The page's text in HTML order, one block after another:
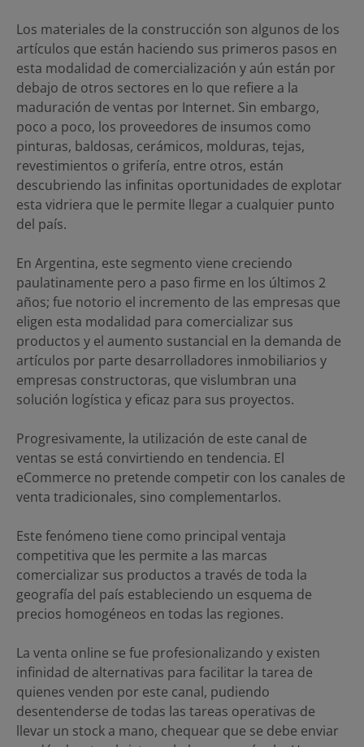
Los materiales de la construcción son algunos de los
artículos que están haciendo sus primeros pasos en
esta modalidad de comercialización y aún están por
debajo de otros sectores en lo que refiere a la
maduración de ventas por Internet. Sin embargo,
poco a poco, los proveedores de insumos como
pinturas, baldosas, cerámicos, molduras, tejas,
revestimientos o grifería, entre otros, están
descubriendo las infinitas oportunidades de explotar
esta vidriera que le permite llegar a cualquier punto
del país.
En Argentina, este segmento viene creciendo
paulatinamente pero a paso firme en los últimos 2
años; fue notorio el incremento de las empresas que
eligen esta modalidad para comercializar sus
productos y el aumento sustancial en la demanda de
artículos por parte desarrolladores inmobiliarios y
empresas constructoras, que vislumbran una
solución logística y eficaz para sus proyectos.
Progresivamente, la utilización de este canal de
ventas se está convirtiendo en tendencia. El
eCommerce no pretende competir con los canales de
venta tradicionales, sino complementarlos.
Este fenómeno tiene como principal ventaja
competitiva que les permite a las marcas
comercializar sus productos a través de toda la
geografía del país estableciendo un esquema de
precios homogéneos en todas las regiones.
La venta online se fue profesionalizando y existen
infinidad de alternativas para facilitar la tarea de
quienes venden por este canal, pudiendo
desentenderse de todas las tareas operativas de
llevar un stock a mano, chequear que se debe enviar